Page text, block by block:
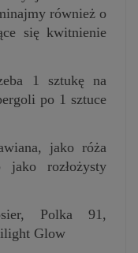
również o
się kwitnienie
1 sztukę na
po 1 sztuce
jako róża
jako rozłożysty
Polka 91,
Glow